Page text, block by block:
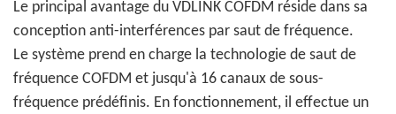
Le principal avantage du VDLINK COFDM réside dans sa
conception anti-interférences par saut de fréquence.
Le système prend en charge la technologie de saut de
fréquence COFDM et jusqu'à 16 canaux de sous-
fréquence prédéfinis. En fonctionnement, il effectue un